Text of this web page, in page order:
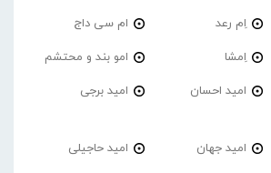
اِم رعد ام سی داج
اِمشا امو بند و محتشم
امید احسان امید برجی
امید جهان امید حاجیلی